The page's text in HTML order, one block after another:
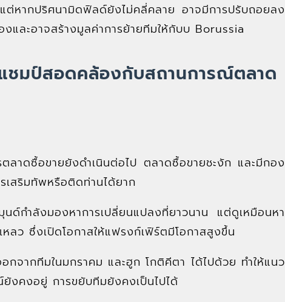
แต่หากปริศนามิดฟิลด์ยังไม่คลี่คลาย อาจมีการปรับถอยลง
และอาจสร้างมูลค่าการย้ายทีมให้กับบ Borussia
ชมป์สอดคล้องกับสถานการณ์ตลาด
ลาดซื้อขายยังดำเนินต่อไป ตลาดซื้อขายชะงัก และมีกอง
เสริมทัพหรือติดท่านได้ยาก
นด์กำลังมองหาการเปลี่ยนแปลงที่ยาวนาน แต่ดูเหมือนหา
ลว ซึ่งเปิดโอกาสให้แฟรงก์เฟิร์ตมีโอกาสสูงขึ้น
จากทีมในมกราคม และฮูก โกติคีตา ได้ไปด้วย ทำให้แนว
งคงอยู่ การขยับทีมยังคงเป็นไปได้